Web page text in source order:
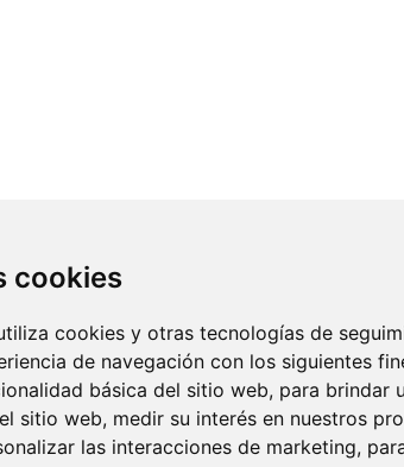
cookies
cookies y otras tecnologías de
de navegación con los siguientes
básica del sitio web, para brindar
sitio web, medir su interés en nuestros
las interacciones de marketing,